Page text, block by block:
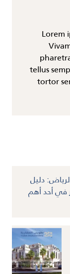
Lorem
tellus
tortor
دليل
في أحد أهم